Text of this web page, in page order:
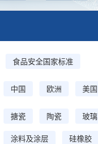
食品安全国家标准
中国 欧洲 美国
搪瓷 陶瓷 玻璃
涂料及涂层 硅橡胶